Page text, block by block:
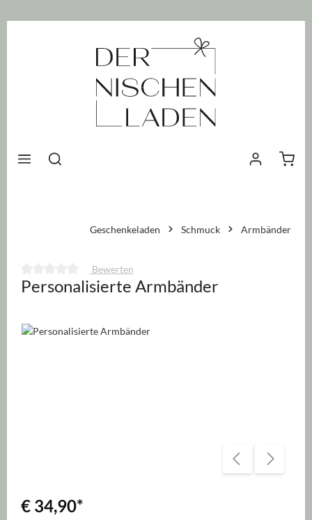
Geschenkeladen Schmuck Armbänder
Durchschnittliche Bewertung von 0 von 5 Sternen
Bewerten
Personalisierte Armbänder
Bildergalerie überspringen
€ 34,90*